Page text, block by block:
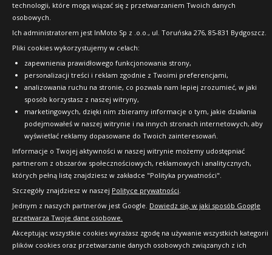
technologii, które mogą wiązać się z przetwarzaniem Twoich danych
osobowych.
Ich administratorem jest InMoto Sp z .o.o., ul. Toruńska 276, 85-831 Bydgoszcz.
Pliki cookies wykorzystujemy w celach:
zapewnienia prawidłowego funkcjonowania strony,
personalizacji treści i reklam zgodnie z Twoimi preferencjami,
analizowania ruchu na stronie, co pozwala nam lepiej zrozumieć, w jaki
sposób korzystasz z naszej witryny,
marketingowych, dzięki nim zbieramy informacje o tym, jakie działania
podejmowałeś w naszej witrynie i na innych stronach internetowych, aby
wyświetlać reklamy dopasowane do Twoich zainteresowań.
Informacje o Twojej aktywności w naszej witrynie możemy udostępniać
partnerom z obszarów społecznościowych, reklamowych i analitycznych,
których pełną listę znajdziesz w zakładce "Polityka prywatności".
Szczegóły znajdziesz w naszej Polityce prywatności.
Jednym z naszych partnerów jest Google. Dowiedz się, w jaki sposób Google
przetwarza Twoje dane osobowe.
Akceptując wszystkie cookies wyrażasz zgodę na używanie wszystkich kategorii
plików cookies oraz przetwarzanie danych osobowych związanych z ich
Copyright © 2010-2026 24opony.pl. Wszelkie
prawa zastrzeżone.